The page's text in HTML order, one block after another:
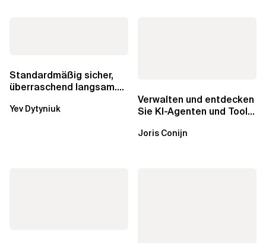
Standardmäßig sicher,
überraschend langsam.
über die RDS...
Yev Dytyniuk
Verwalten und entdecken
Sie KI-Agenten und Tools
AgentCore...
Joris Conijn